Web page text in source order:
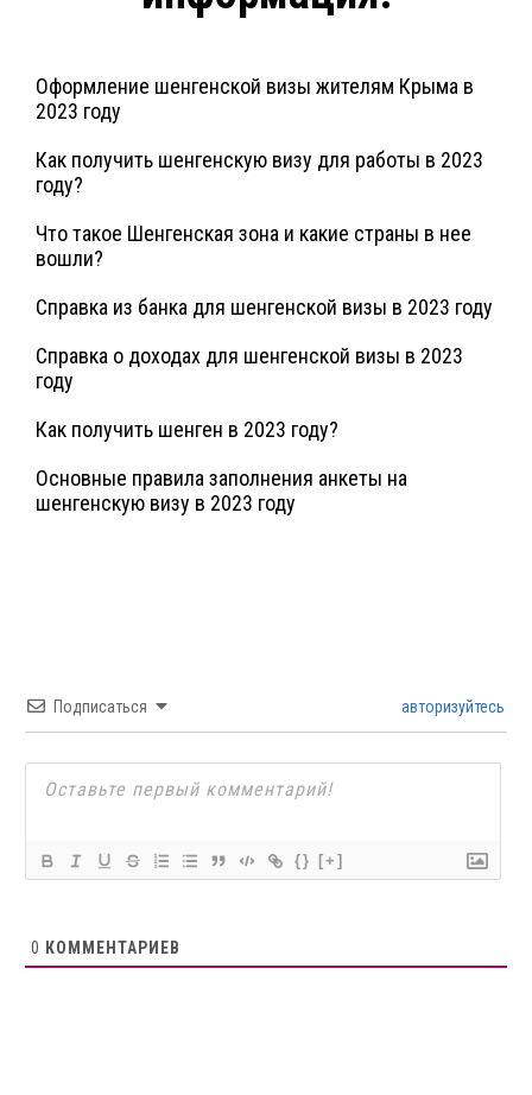
Оформление шенгенской визы жителям Крыма в
2023 году
Как получить шенгенскую визу для работы в 2023
году?
Что такое Шенгенская зона и какие страны в нее
вошли?
Справка из банка для шенгенской визы в 2023 году
Справка о доходах для шенгенской визы в 2023
году
Как получить шенген в 2023 году?
Основные правила заполнения анкеты на
шенгенскую визу в 2023 году
Подписаться авторизуйтесь
{} [+]
0 КОММЕНТАРИЕВ